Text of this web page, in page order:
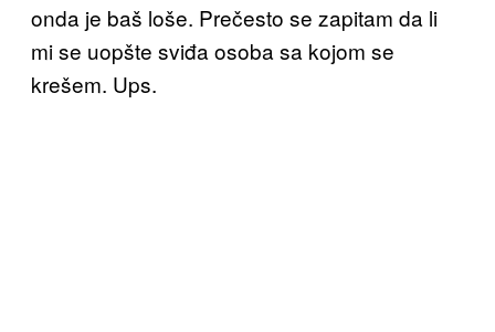
onda je baš loše. Prečesto se zapitam da li
mi se uopšte sviđa osoba sa kojom se
krešem. Ups.